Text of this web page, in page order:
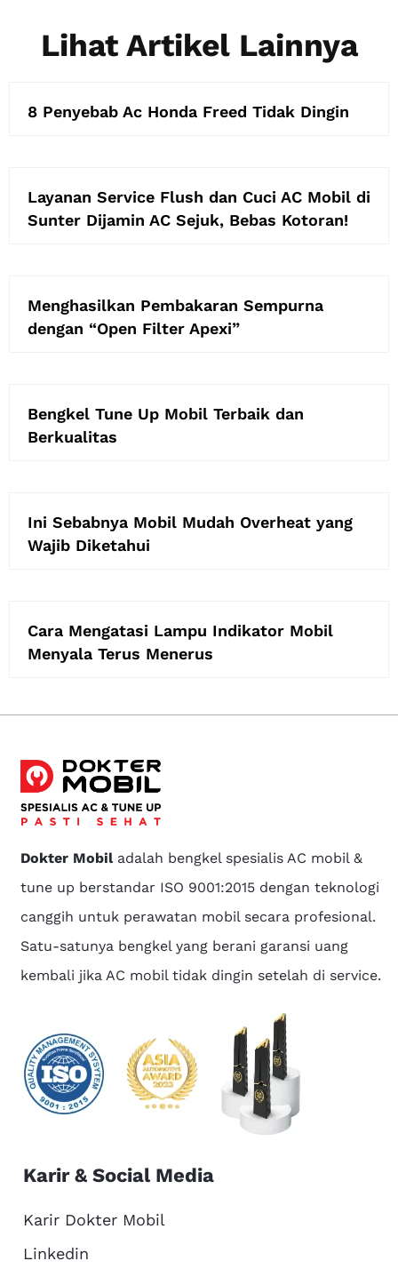
Lihat Artikel Lainnya
8 Penyebab Ac Honda Freed Tidak Dingin
Layanan Service Flush dan Cuci AC Mobil di
Sunter Dijamin AC Sejuk, Bebas Kotoran!
Menghasilkan Pembakaran Sempurna
dengan “Open Filter Apexi”
Bengkel Tune Up Mobil Terbaik dan
Berkualitas
Ini Sebabnya Mobil Mudah Overheat yang
Wajib Diketahui
Cara Mengatasi Lampu Indikator Mobil
Menyala Terus Menerus
Dokter Mobiladalah bengkel spesialis AC mobil &
tune up berstandar ISO 9001:2015 dengan teknologi
canggih untuk perawatan mobil secara profesional.
Satu-satunya bengkel yang berani garansi uang
kembali jika AC mobil tidak dingin setelah di service.
Karir & Social Media
Karir Dokter Mobil
Linkedin